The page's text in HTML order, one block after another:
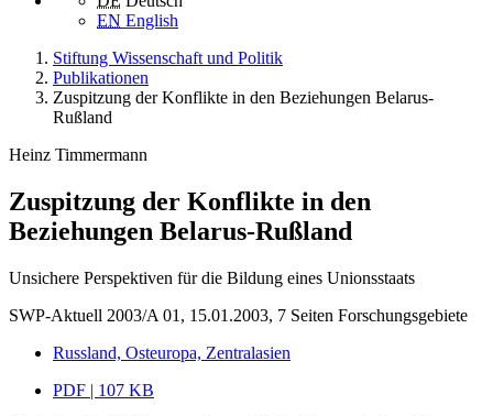
EN English
Stiftung Wissenschaft und Politik
Publikationen
Zuspitzung der Konflikte in den Beziehungen Belarus-
Rußland
Heinz Timmermann
Zuspitzung der Konflikte in den
Beziehungen Belarus-Rußland
Unsichere Perspektiven für die Bildung eines Unionsstaats
SWP-Aktuell 2003/A 01, 15.01.2003, 7 Seiten Forschungsgebiete
Russland, Osteuropa, Zentralasien
PDF | 107 KB